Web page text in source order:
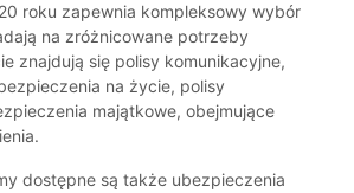
roku zapewnia kompleksowy wybór
na zróżnicowane potrzeby
znajdują się polisy komunikacyjne,
na życie, polisy
majątkowe, obejmujące
dostępne są także ubezpieczenia